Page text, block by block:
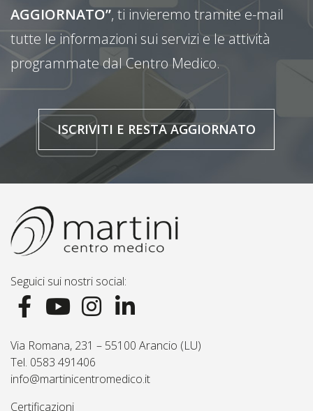
AGGIORNATO”, ti invieremo tramite e-mail
tutte le informazioni sui servizi e le attività
programmate dal Centro Medico.
ISCRIVITI E RESTA AGGIORNATO
Seguici sui nostri social:
Via Romana, 231 – 55100 Arancio (LU)
Tel. 0583 491406
info@martinicentromedico.it
Certificazioni